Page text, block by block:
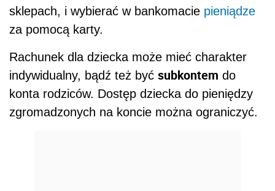
sklepach, i wybierać w bankomacie pieniądze
za pomocą karty.
Rachunek dla dziecka może mieć charakter
indywidualny, bądź też być subkontem do
konta rodziców. Dostęp dziecka do pieniędzy
zgromadzonych na koncie można ograniczyć.